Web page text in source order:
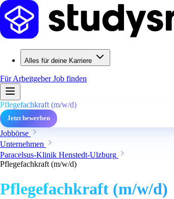
Alles für deine Karriere
Für ArbeitgeberJob finden
Pflegefachkraft (m/w/d)
Jetzt bewerben
Jobbörse
Unternehmen
Paracelsus-Klinik Henstedt-Ulzburg
Pflegefachkraft (m/w/d)
Pflegefachkraft (m/w/d)